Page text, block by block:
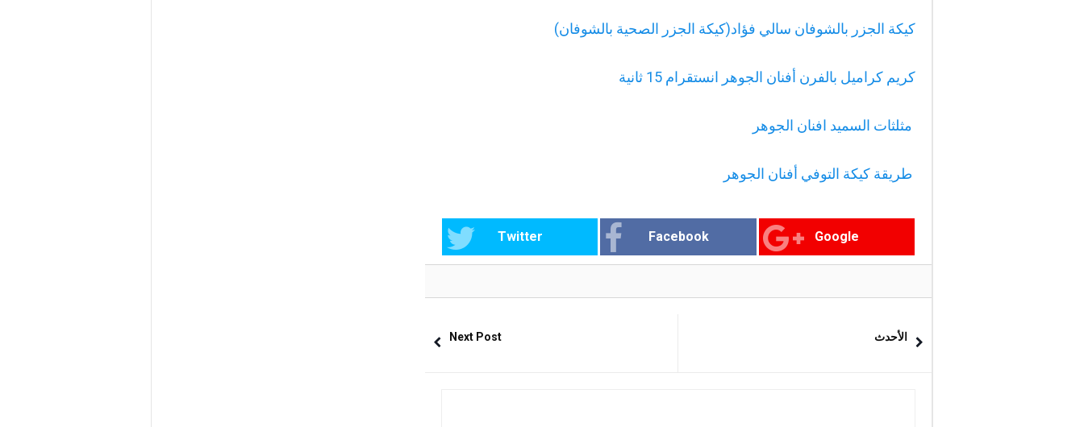
كيكة الجزر بالشوفان سالي فؤاد(كيكة الجزر الصحية بالشوفان)
كريم كراميل بالفرن أفنان الجوهر انستقرام 15 ثانية
مثلثات السميد افنان الجوهر
طريقة كيكة التوفي أفنان الجوهر
Google
Facebook
Twitter
Next Post الأحدث